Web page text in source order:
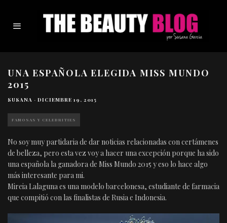
UNA ESPAÑOLA ELEGIDA MISS MUNDO
2015
SUSANA · DICIEMBRE 19, 2015
FAMOSAS Y CELEBRITIES
No soy muy partidaria de dar noticias relacionadas con certámenes
de belleza, pero esta vez voy a hacer una excepción porque ha sido
una española la ganadora de Miss Mundo 2015 y eso lo hace algo
más interesante para mi.
Mireia Lalaguna es una modelo barcelonesa, estudiante de farmacia
que compitió con las finalistas de Rusia e Indonesia.